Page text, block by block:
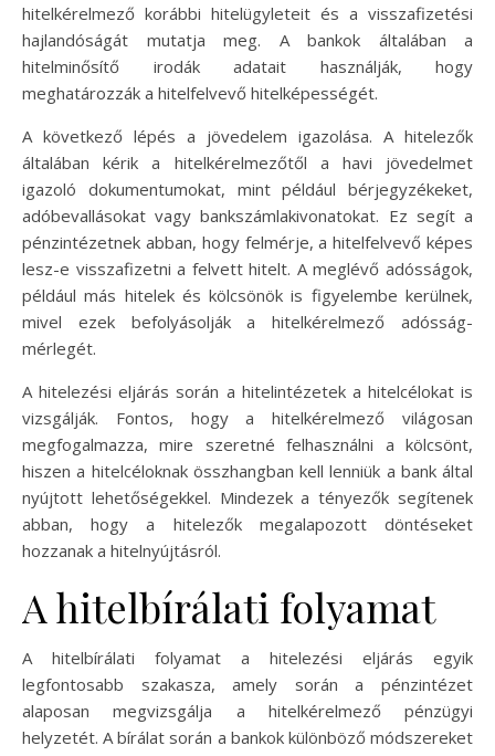
hitelkérelmező korábbi hitelügyleteit és a visszafizetési
hajlandóságát mutatja meg. A bankok általában a
hitelminősítő irodák adatait használják, hogy
meghatározzák a hitelfelvevő hitelképességét.
A következő lépés a jövedelem igazolása. A hitelezők
általában kérik a hitelkérelmezőtől a havi jövedelmet
igazoló dokumentumokat, mint például bérjegyzékeket,
adóbevallásokat vagy bankszámlakivonatokat. Ez segít a
pénzintézetnek abban, hogy felmérje, a hitelfelvevő képes
lesz-e visszafizetni a felvett hitelt. A meglévő adósságok,
például más hitelek és kölcsönök is figyelembe kerülnek,
mivel ezek befolyásolják a hitelkérelmező adósság-
mérlegét.
A hitelezési eljárás során a hitelintézetek a hitelcélokat is
vizsgálják. Fontos, hogy a hitelkérelmező világosan
megfogalmazza, mire szeretné felhasználni a kölcsönt,
hiszen a hitelcéloknak összhangban kell lenniük a bank által
nyújtott lehetőségekkel. Mindezek a tényezők segítenek
abban, hogy a hitelezők megalapozott döntéseket
hozzanak a hitelnyújtásról.
A hitelbírálati folyamat
A hitelbírálati folyamat a hitelezési eljárás egyik
legfontosabb szakasza, amely során a pénzintézet
alaposan megvizsgálja a hitelkérelmező pénzügyi
helyzetét. A bírálat során a bankok különböző módszereket